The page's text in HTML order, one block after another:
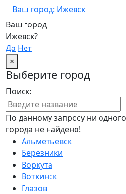
Ваш город: Ижевск
Ваш город
Ижевск?
Да Нет
×
Выберите город
Поиск:
По данному запросу ни одного
города не найдено!
Альметьевск
Березники
Воркута
Воткинск
Глазов